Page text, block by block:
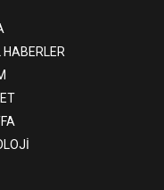
HABERLER